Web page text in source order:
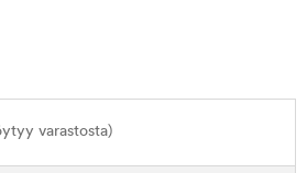
varastosta)